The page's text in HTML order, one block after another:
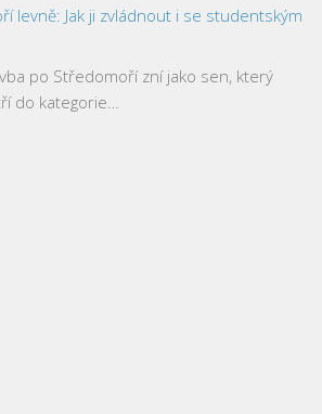
levně: Jak ji zvládnout i se studentským
po Středomoří zní jako sen, který
do kategorie…